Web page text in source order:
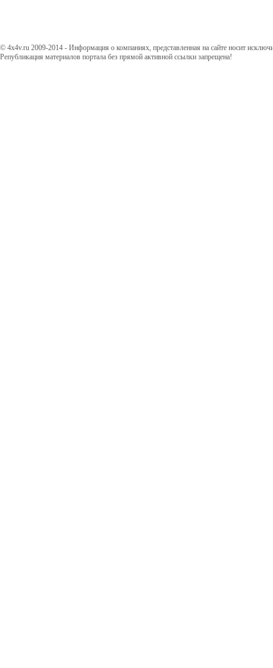
© 4x4v.ru 2009-2014 - Информация о компаниях, представленная на сайте носит
Републикация материалов портала без прямой активной ссылки запрещена!